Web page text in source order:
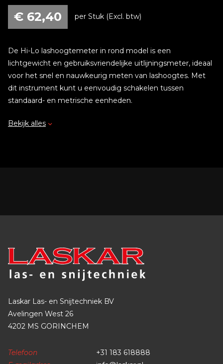
€ 62,40 per Stuk (Excl. btw)
De Hi-Lo lashoogtemeter in rond model is een
lichtgewicht en gebruiksvriendelijke uitlijningsmeter, ideaal
voor het snel en nauwkeurig meten van lashoogtes. Met
dit instrument kunt u eenvoudig schakelen tussen
standaard- en metrische eenheden.
Eigenschappen:
Bekijk alles
Laskar Las- en Snijtechniek BV
Avelingen West 26
4202 MS GORINCHEM
Telefoon
+31 183 618888